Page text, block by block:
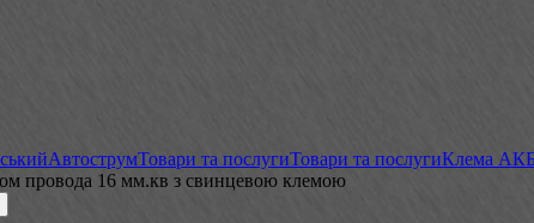
АвтострумТовари та послугиТовари та послугиКлема
провода 16 мм.кв з свинцевою клемою